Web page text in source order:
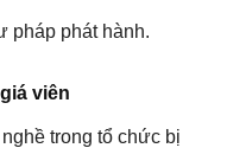
pháp phát hành.
viên
trong tổ chức bị